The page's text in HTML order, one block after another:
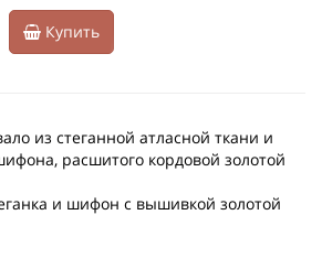
Купить
из стеганной атласной ткани и
расшитого кордовой золотой
и шифон с вышивкой золотой